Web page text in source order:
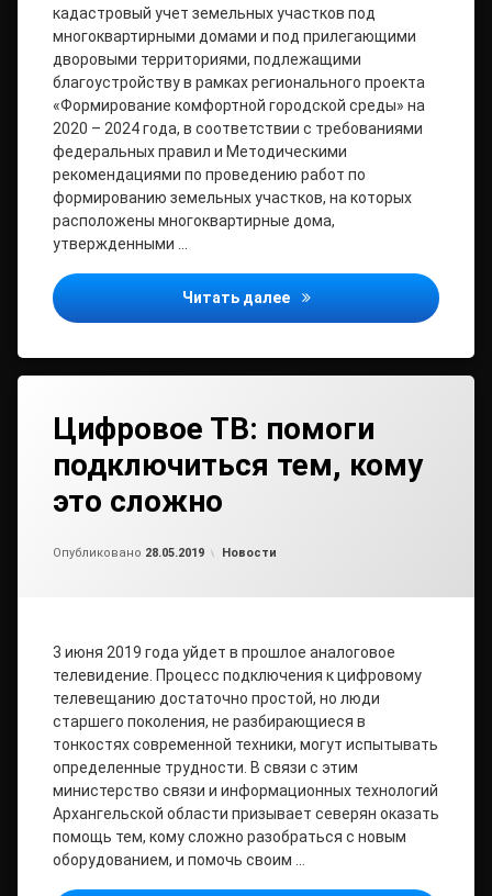
кадастровый учет земельных участков под
многоквартирными домами и под прилегающими
дворовыми территориями, подлежащими
благоустройству в рамках регионального проекта
«Формирование комфортной городской среды» на
2020 – 2024 года, в соответствии с требованиями
федеральных правил и Методическими
рекомендациями по проведению работ по
формированию земельных участков, на которых
расположены многоквартирные дома,
утвержденными …
Читать далее ВНИМАНИЕ!
Цифровое ТВ: помоги
подключиться тем, кому
это сложно
Опубликовано 28.05.2019 Рубрики:
Новости
3 июня 2019 года уйдет в прошлое аналоговое
телевидение. Процесс подключения к цифровому
телевещанию достаточно простой, но люди
старшего поколения, не разбирающиеся в
тонкостях современной техники, могут испытывать
определенные трудности. В связи с этим
министерство связи и информационных технологий
Архангельской области призывает северян оказать
помощь тем, кому сложно разобраться с новым
оборудованием, и помочь своим …